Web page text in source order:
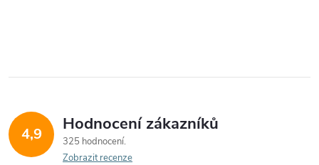
4,9 Hodnocení zákazníků
325 hodnocení
Zobrazit recenze